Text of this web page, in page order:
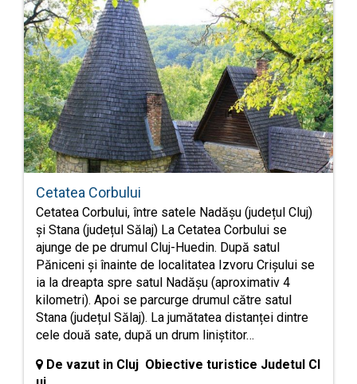
Cetatea Corbului
Cetatea Corbului, între satele Nadășu (județul Cluj)
și Stana (județul Sălaj) La Cetatea Corbului se
ajunge de pe drumul Cluj-Huedin. După satul
Păniceni și înainte de localitatea Izvoru Crișului se
ia la dreapta spre satul Nadășu (aproximativ 4
kilometri). Apoi se parcurge drumul către satul
Stana (județul Sălaj). La jumătatea distanței dintre
cele două sate, după un drum liniștitor…
De vazut in Cluj Obiective turistice Judetul Cl